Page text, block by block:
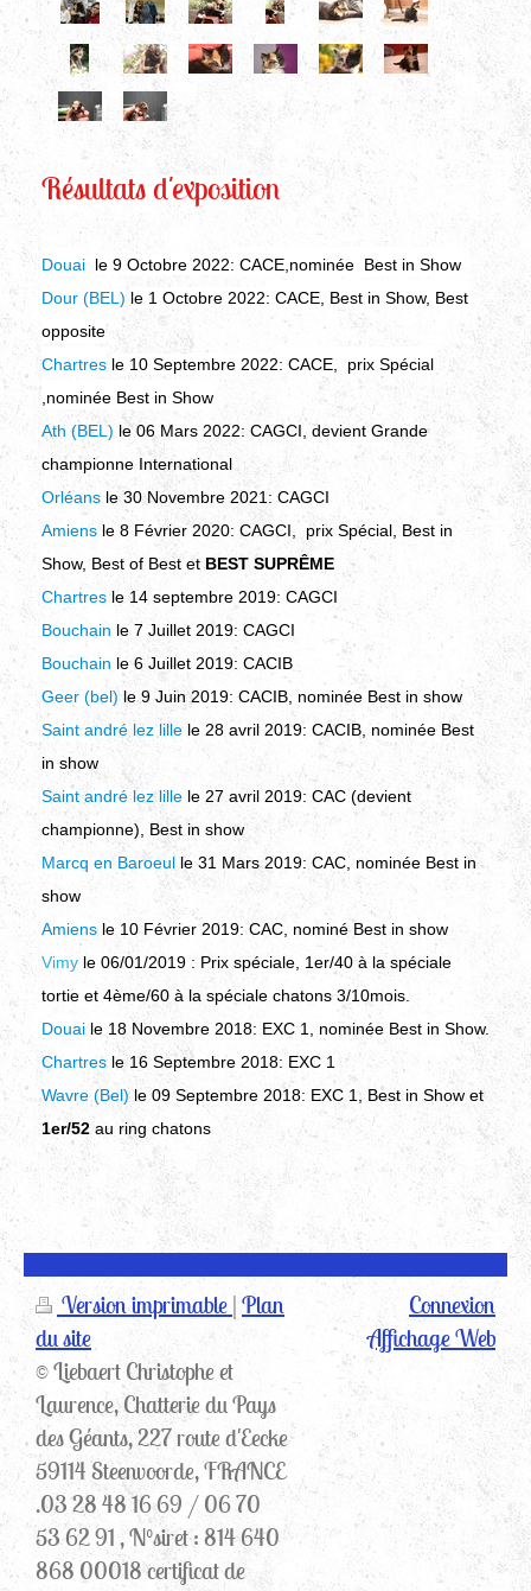
Résultats d'exposition
Douai le 9 Octobre 2022: CACE,nominée Best in Show
Dour (BEL) le 1 Octobre 2022: CACE, Best in Show, Best
opposite
Chartres le 10 Septembre 2022: CACE, prix Spécial
,nominée Best in Show
Ath (BEL) le 06 Mars 2022: CAGCI, devient Grande
championne International
Orléans le 30 Novembre 2021: CAGCI
Amiens le 8 Février 2020: CAGCI, prix Spécial, Best in
Show, Best of Best et BEST SUPRÊME
Chartres le 14 septembre 2019: CAGCI
Bouchain le 7 Juillet 2019: CAGCI
Bouchain le 6 Juillet 2019: CACIB
Geer (bel) le 9 Juin 2019: CACIB, nominée Best in show
Saint andré lez lille le 28 avril 2019: CACIB, nominée Best
in show
Saint andré lez lille le 27 avril 2019: CAC (devient
championne), Best in show
Marcq en Baroeul le 31 Mars 2019: CAC, nominée Best in
show
Amiens le 10 Février 2019: CAC, nominé Best in show
Vimy le 06/01/2019 : Prix spéciale, 1er/40 à la spéciale
tortie et 4ème/60 à la spéciale chatons 3/10mois.
Douai le 18 Novembre 2018: EXC 1, nominée Best in Show.
Chartres le 16 Septembre 2018: EXC 1
Wavre (Bel) le 09 Septembre 2018: EXC 1 , Best in Show et
1er/52 au ring chatons
Version imprimable | Plan
du site
© Liebaert Christophe et
Laurence, Chatterie du Pays
des Géants, 227 route d'Eecke
59114 Steenvoorde, FRANCE
.03 28 48 16 69 / 06 70
53 62 91 , N°siret : 814 640
868 00018 certificat de
Connexion
Affichage Web